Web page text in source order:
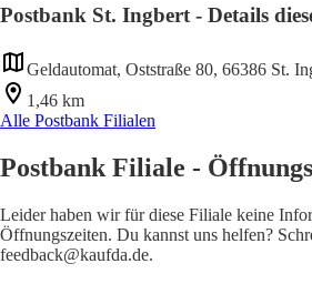
Postbank St. Ingbert - Details
Geldautomat, Oststraße 80, 66386 St.
1,46 km
Alle Postbank Filialen
Postbank Filiale -
Leider haben wir für diese Filiale keine
Öffnungszeiten. Du kannst uns helfen?
feedback@kaufda.de.